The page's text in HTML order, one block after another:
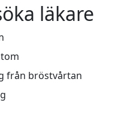
läkare
från bröstvårtan